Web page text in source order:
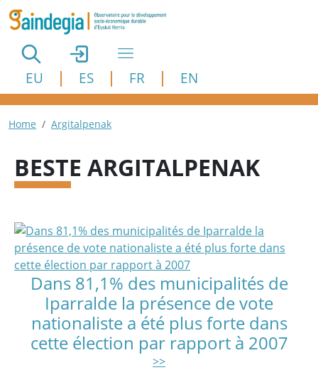
Aller au contenu principal
EU ES FR EN
Fil d'Ariane
Home Argitalpenak
BESTE ARGITALPENAK
Dans 81,1% des municipalités de
Iparralde la présence de vote
nationaliste a été plus forte dans
cette élection par rapport à 2007
>>